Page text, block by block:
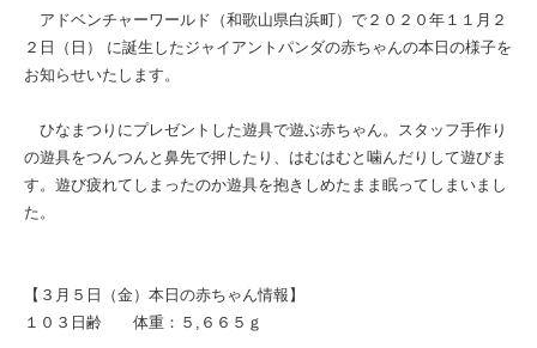
アドベンチャーワールド（和歌山県白浜町）で２０２０年１１月２
２日（日） に誕生したジャイアントパンダの赤ちゃんの本日の様子を
お知らせいたします。
ひなまつりにプレゼントした遊具で遊ぶ赤ちゃん。スタッフ手作り
の遊具をつんつんと鼻先で押したり、はむはむと噛んだりして遊びま
す。遊び疲れてしまったのか遊具を抱きしめたまま眠ってしまいまし
た。
【３月５日（金）本日の赤ちゃん情報】
１０３日齢 体重：５,６６５ｇ